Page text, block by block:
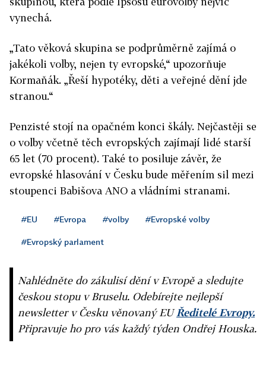
vynechá.
„Tato věková skupina se podprůměrně zajímá o
jakékoli volby, nejen ty evropské,“ upozorňuje
Kormaňák. „Řeší hypotéky, děti a veřejné dění jde
stranou.“
Penzisté stojí na opačném konci škály. Nejčastěji se
o volby včetně těch evropských zajímají lidé starší
65 let (70 procent). Také to posiluje závěr, že
evropské hlasování v Česku bude měřením sil mezi
stoupenci Babišova ANO a vládními stranami.
#EU #Evropa #volby #Evropské volby
#Evropský parlament
Nahlédněte do zákulisí dění v Evropě a sledujte
českou stopu v Bruselu. Odebírejte nejlepší
newsletter v Česku věnovaný EUŘeditelé Evropy.
Připravuje ho pro vás každý týden Ondřej Houska.